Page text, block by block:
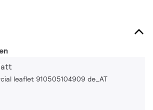
leaflet 910505104909 de_AT